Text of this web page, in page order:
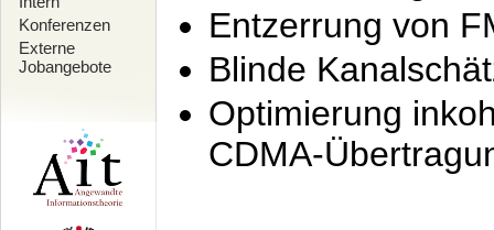
Konferenzen
Externe
Jobangebote
Entzerrung von
Blinde
Optimierung
CDMA-